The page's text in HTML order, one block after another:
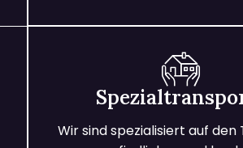
Wir sind spezialisiert auf